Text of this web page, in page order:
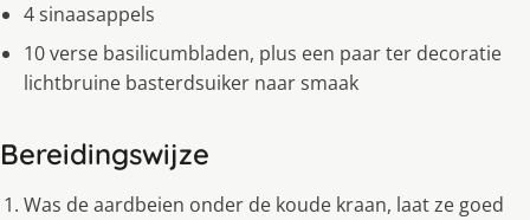
4 sinaasappels
10 verse basilicumbladen, plus een paar ter decoratie
lichtbruine basterdsuiker naar smaak
Bereidingswijze
Was de aardbeien onder de koude kraan, laat ze goed